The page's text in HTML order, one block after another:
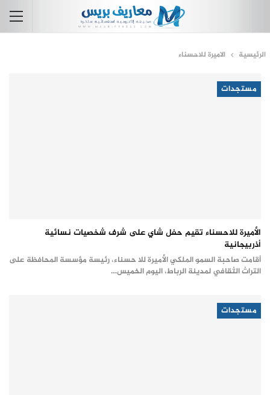
الرئيسية الاميرة للاحسناء
مستجدات
الأميرة للاحسناء تقيم حفل شاي على شرف شخصيات نسائية
أذربيجانية
أقامت صاحبة السمو الملكي الأميرة للا حسناء، رئيسة مؤسسة المحافظة على
التراث الثقافي لمدينة الرباط، اليوم الخميس…
مستجدات